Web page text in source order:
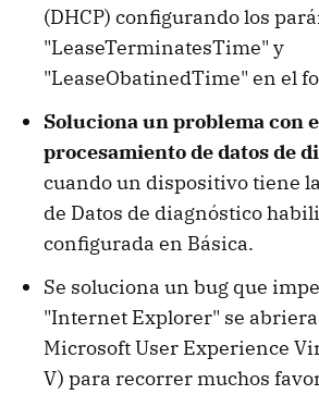
(DHCP) configurando los
"LeaseTerminatesTime" y
"LeaseObatinedTime" en el
Soluciona un problema con
procesamiento de datos de
cuando un dispositivo tiene
de Datos de diagnóstico
configurada en Básica.
Se soluciona un bug que
"Internet Explorer" se abriera
Microsoft User Experience
V) para recorrer muchos